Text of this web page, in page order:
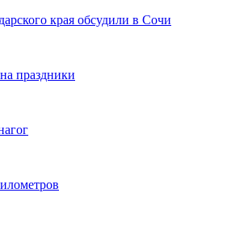
края обсудили в Сочи
праздники